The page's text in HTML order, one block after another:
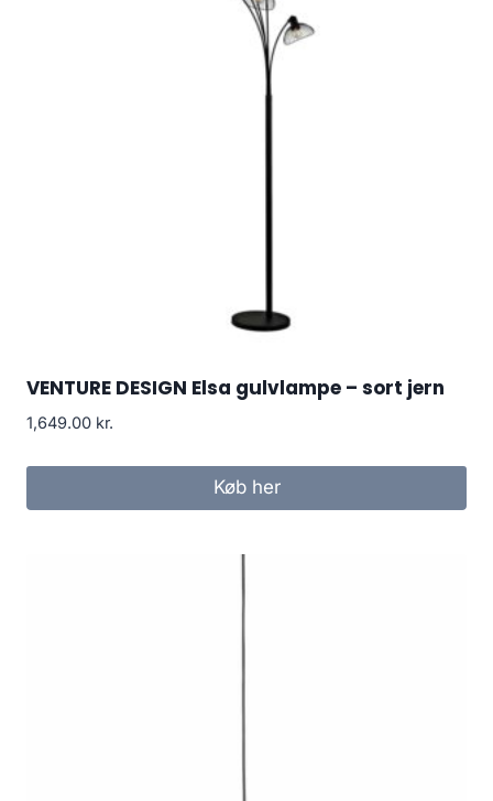
VENTURE DESIGN Elsa gulvlampe – sort jern
1,649.00 kr.
Køb her